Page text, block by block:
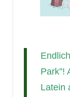
Park”!
Latein